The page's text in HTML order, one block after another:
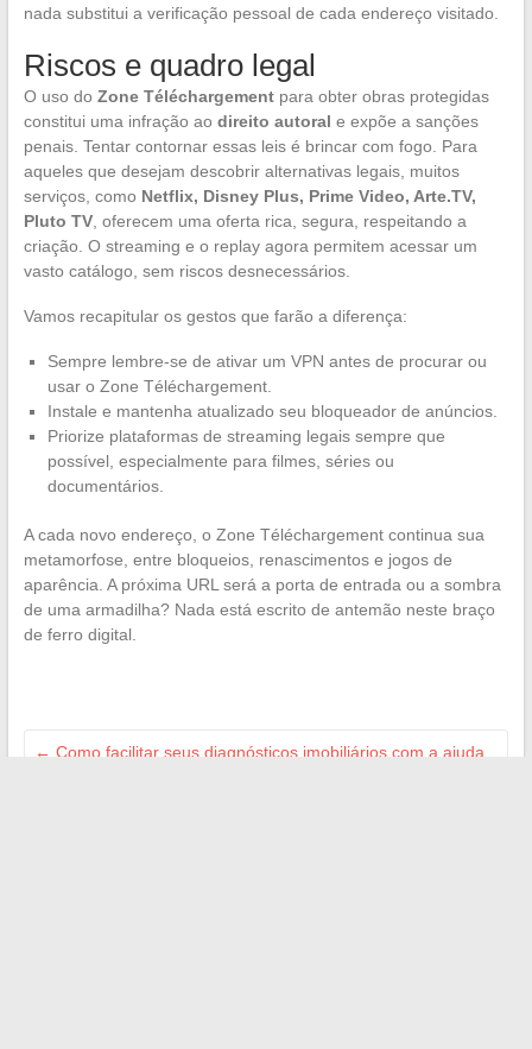
nada substitui a verificação pessoal de cada endereço visitado.
Riscos e quadro legal
O uso do Zone Téléchargementpara obter obras protegidas
constitui uma infração ao direito autoral e expõe a sanções
penais. Tentar contornar essas leis é brincar com fogo. Para
aqueles que desejam descobrir alternativas legais, muitos
serviços, como Netflix, Disney Plus, Prime Video, Arte.TV,
Pluto TV, oferecem uma oferta rica, segura, respeitando a
criação. O streaming e o replay agora permitem acessar um
vasto catálogo, sem riscos desnecessários.
Vamos recapitular os gestos que farão a diferença:
Sempre lembre-se de ativar um VPN antes de procurar ou
usar o Zone Téléchargement.
Instale e mantenha atualizado seu bloqueador de anúncios.
Priorize plataformas de streaming legais sempre que
possível, especialmente para filmes, séries ou
documentários.
A cada novo endereço, o Zone Téléchargement continua sua
metamorfose, entre bloqueios, renascimentos e jogos de
aparência. A próxima URL será a porta de entrada ou a sombra
de uma armadilha? Nada está escrito de antemão neste braço
de ferro digital.
← Como facilitar seus diagnósticos imobiliários com a ajuda